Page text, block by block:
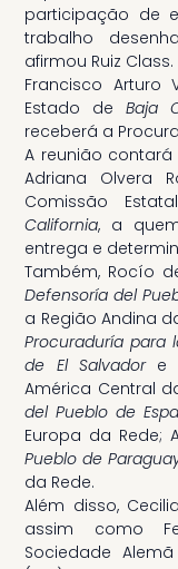
participação de
trabalho
afirmou Ruiz Class.
Francisco Arturo
Estado deBaja
receberá a
A reunião
Adriana Olvera
Comissão
California, a
entrega e
Também, Rocío
Defensoría del
a Região Andina
Procuraduría para
de El Salvadore
América Central
del Pueblo de
Europa da Rede;
Pueblo de
da Rede.
Além disso,
assim como
Sociedade